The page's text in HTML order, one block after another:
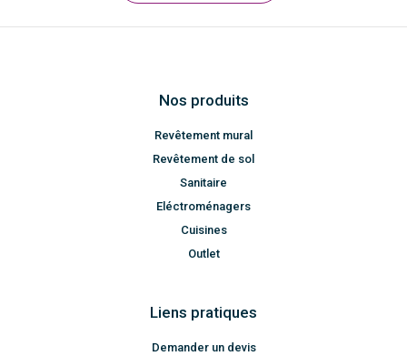
Nos produits
Revêtement mural
Revêtement de sol
Sanitaire
Eléctroménagers
Cuisines
Outlet
Liens pratiques
Demander un devis